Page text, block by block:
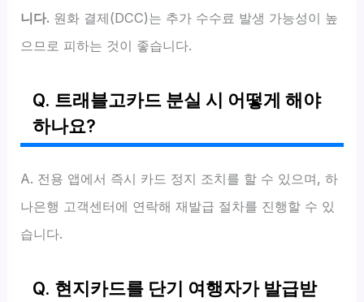
니다. 원화 결제(DCC)는 추가 수수료 발생 가능성이 높
으므로 피하는 것이 좋습니다.
Q. 트래블고카드 분실 시 어떻게 해야
하나요?
A. 전용 앱에서 즉시 카드 정지 조치를 할 수 있으며, 하
나은행 고객센터에 연락해 재발급 절차를 진행할 수 있
습니다.
Q. 현지카드를 단기 여행자가 발급받